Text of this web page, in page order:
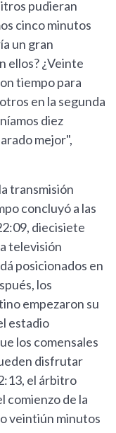
pudieran
cinco minutos
un gran
ellos? ¿Veinte
tiempo para
en la segunda
diez
mejor",
transmisión
concluyó a las
diecisiete
televisión
posicionados en
los
empezaron su
estadio
los comensales
disfrutar
el árbitro
comienzo de la
veintiún minutos